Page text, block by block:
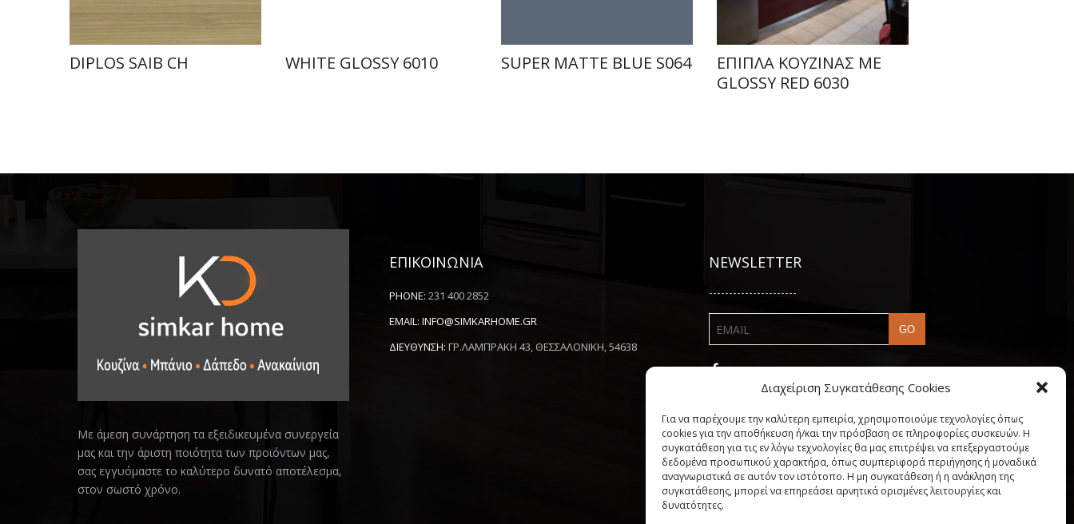
Διαχείριση Συγκατάθεσης Cookies
Για να παρέχουμε την καλύτερη εμπειρία, χρησιμοποιούμε τεχνολογίες όπως
cookies για την αποθήκευση ή/και την πρόσβαση σε πληροφορίες συσκευών. Η
συγκατάθεση για τις εν λόγω τεχνολογίες θα μας επιτρέψει να επεξεργαστούμε
δεδομένα προσωπικού χαρακτήρα, όπως συμπεριφορά περιήγησης ή μοναδικά
αναγνωριστικά σε αυτόν τον ιστότοπο. Η μη συγκατάθεση ή η ανάκληση της
συγκατάθεσης, μπορεί να επηρεάσει αρνητικά ορισμένες λειτουργίες και
δυνατότητες.
DIPLOS SAIB CH WHITE GLOSSY 6010 SUPER MATTE BLUE S064
ΕΠΙΠΛΑ ΚΟΥΖΙΝΑΣ ΜΕ
GLOSSY RED 6030
Με άμεση συνάρτηση τα εξειδικευμένα συνεργεία
μας και την άριστη ποιότητα των προϊόντων μας,
σας εγγυόμαστε το καλύτερο δυνατό αποτέλεσμα,
στον σωστό χρόνο.
ΕΠΙΚΟΙΝΩΝΙΑ
PHONE: 231 400 2852
EMAIL: INFO@SIMKARHOME.GR
ΔΙΕΥΘΥΝΣΗ: ΓΡ.ΛΑΜΠΡΑΚΗ 43, ΘΕΣΣΑΛΟΝΙΚΗ, 54638
NEWSLETTER
----------------------